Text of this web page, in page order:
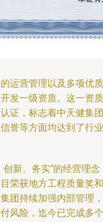
运营管理以及多项优质
发一级资质。这一资质
证，标志着中天健集团
誉等方面均达到了行业
新、务实”的经营理念
荣获地方工程质量奖和
团持续加强内部管理，
风险，迄今已完成多个